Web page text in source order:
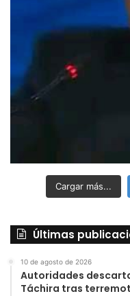
Cargar más...
Últimas
10 de agosto de 2026
Autoridades
Táchira tras